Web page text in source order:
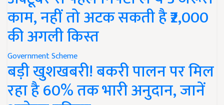
काम, नहीं तो अटक सकती है ₹2,000
की अगली किस्त
Government Scheme
बड़ी खुशखबरी! बकरी पालन पर मिल
रहा है 60% तक भारी अनुदान, जानें